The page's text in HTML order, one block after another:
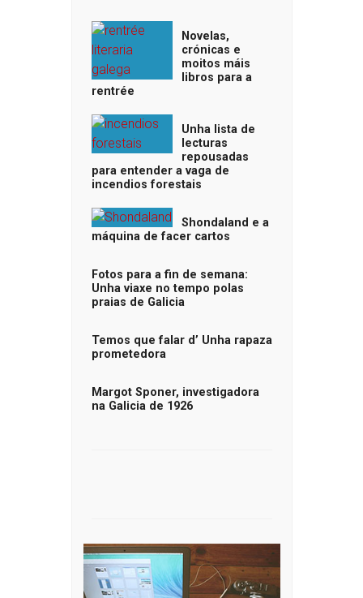
Novelas,
crónicas e
moitos máis
libros para a
rentrée
Unha lista de
lecturas
repousadas
para entender a vaga de
incendios forestais
Shondaland e a
máquina de facer cartos
Fotos para a fin de semana:
Unha viaxe no tempo polas
praias de Galicia
Temos que falar d’ Unha rapaza
prometedora
Margot Sponer, investigadora
na Galicia de 1926